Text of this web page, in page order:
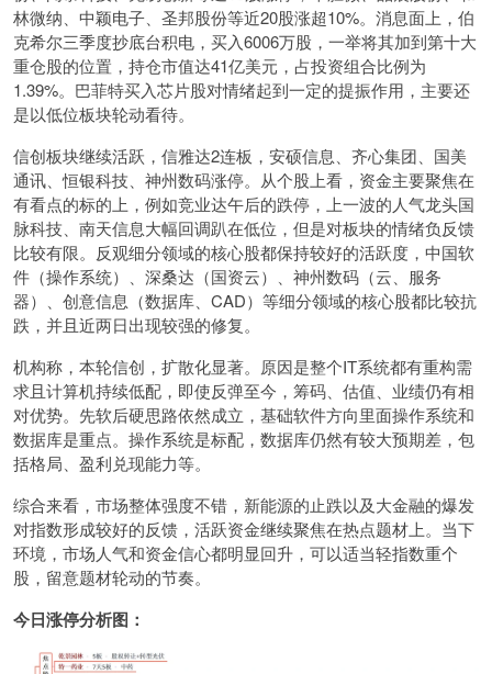
林微纳、中颖电子、圣邦股份等近20股涨超10%。消息面上，伯
克希尔三季度抄底台积电，买入6006万股，一举将其加到第十大
重仓股的位置，持仓市值达41亿美元，占投资组合比例为
1.39%。巴菲特买入芯片股对情绪起到一定的提振作用，主要还
是以低位板块轮动看待。
信创板块继续活跃，信雅达2连板，安硕信息、齐心集团、国美
通讯、恒银科技、神州数码涨停。从个股上看，资金主要聚焦在
有看点的标的上，例如竞业达午后的跌停，上一波的人气龙头国
脉科技、南天信息大幅回调趴在低位，但是对板块的情绪负反馈
比较有限。反观细分领域的核心股都保持较好的活跃度，中国软
件（操作系统）、深桑达（国资云）、神州数码（云、服务
器）、创意信息（数据库、CAD）等细分领域的核心股都比较抗
跌，并且近两日出现较强的修复。
机构称，本轮信创，扩散化显著。原因是整个IT系统都有重构需
求且计算机持续低配，即使反弹至今，筹码、估值、业绩仍有相
对优势。先软后硬思路依然成立，基础软件方向里面操作系统和
数据库是重点。操作系统是标配，数据库仍然有较大预期差，包
括格局、盈利兑现能力等。
综合来看，市场整体强度不错，新能源的止跌以及大金融的爆发
对指数形成较好的反馈，活跃资金继续聚焦在热点题材上。当下
环境，市场人气和资金信心都明显回升，可以适当轻指数重个
股，留意题材轮动的节奏。
今日涨停分析图：